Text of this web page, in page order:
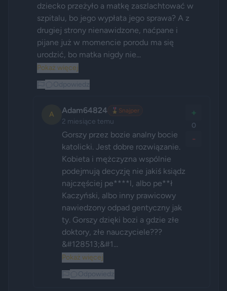
dziecko przeżyło a matkę zaszlachtować w
szpitalu, bo jego wypłata jego sprawa? A z
drugiej strony nienawidzone, naćpane i
pijane już w momencie porodu ma się
urodzić, bo matka nigdy nie...
Pokaż więcej
A Adam64824 🎖️ Snajper
2 miesiące temu
Gorszy przez bozie analny bocie
katolicki. Jest dobre rozwiązanie.
Kobieta i mężczyzna wspólnie
podejmują decyzję nie jakiś ksiądz
najczęściej pe****l, albo pe**ł
Kaczyński, albo inny prawicowy
nawiedzony odpad gentyczny jak
ty. Gorszy dzięki bozi a gdzie złe
doktory, złe nauczyciele???
&#128513;&#1...
Pokaż więcej
+
0
-